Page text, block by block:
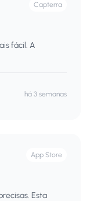
Capterra
fácil. A
há 3 semanas
App Store
Esta